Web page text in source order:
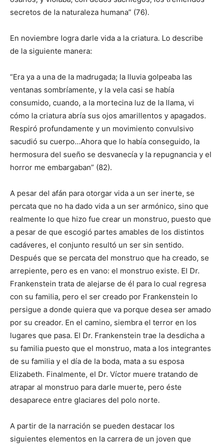
secretos de la naturaleza humana” (76).
En noviembre logra darle vida a la criatura. Lo describe
de la siguiente manera:
“Era ya a una de la madrugada; la lluvia golpeaba las
ventanas sombríamente, y la vela casi se había
consumido, cuando, a la mortecina luz de la llama, vi
cómo la criatura abría sus ojos amarillentos y apagados.
Respiró profundamente y un movimiento convulsivo
sacudió su cuerpo…Ahora que lo había conseguido, la
hermosura del sueño se desvanecía y la repugnancia y el
horror me embargaban” (82).
A pesar del afán para otorgar vida a un ser inerte, se
percata que no ha dado vida a un ser armónico, sino que
realmente lo que hizo fue crear un monstruo, puesto que
a pesar de que escogió partes amables de los distintos
cadáveres, el conjunto resultó un ser sin sentido.
Después que se percata del monstruo que ha creado, se
arrepiente, pero es en vano: el monstruo existe. El Dr.
Frankenstein trata de alejarse de él para lo cual regresa
con su familia, pero el ser creado por Frankenstein lo
persigue a donde quiera que va porque desea ser amado
por su creador. En el camino, siembra el terror en los
lugares que pasa. El Dr. Frankenstein trae la desdicha a
su familia puesto que el monstruo, mata a los integrantes
de su familia y el día de la boda, mata a su esposa
Elizabeth. Finalmente, el Dr. Víctor muere tratando de
atrapar al monstruo para darle muerte, pero éste
desaparece entre glaciares del polo norte.
A partir de la narración se pueden destacar los
siguientes elementos en la carrera de un joven que